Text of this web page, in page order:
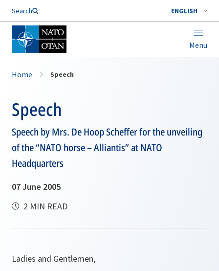
Search ENGLISH
Menu
Home Speech
Speech
Speech by Mrs. De Hoop Scheffer for the unveiling
of the “NATO horse – Alliantis” at NATO
Headquarters
07 June 2005
2 MIN READ
Ladies and Gentlemen,